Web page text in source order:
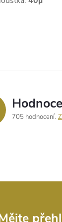
705 hodnocení